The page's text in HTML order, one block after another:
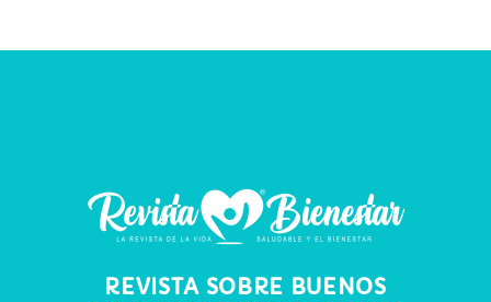
REVISTA SOBRE BUENOS